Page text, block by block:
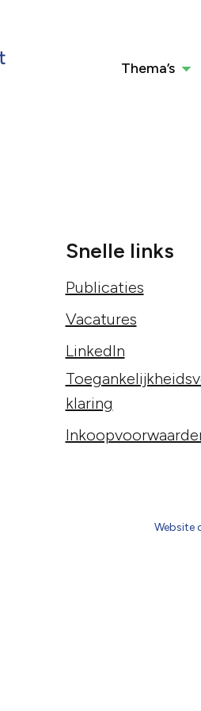
Thema’s
Snelle links
Publicaties
Vacatures
LinkedIn
klaring
Website